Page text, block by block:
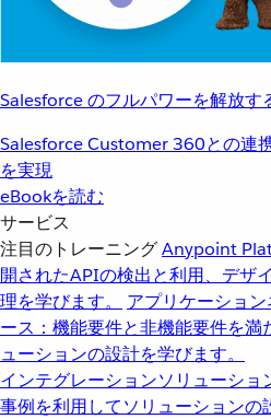
Salesforce のフルパワーを解放す
Salesforce Customer 360との連
を実現
eBookを読む
サービス
注目のトレーニングAnypoint
開されたAPIの検出と利用、デザ
理を学びます。
アプリケーショ
ース：機能要件と非機能要件を満
ューションの設計を学びます。
インテグレーションソリューショ
事例を利用してソリューションの